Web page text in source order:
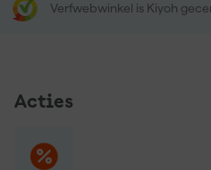
Verfwebwinkel is Kiyoh
Acties